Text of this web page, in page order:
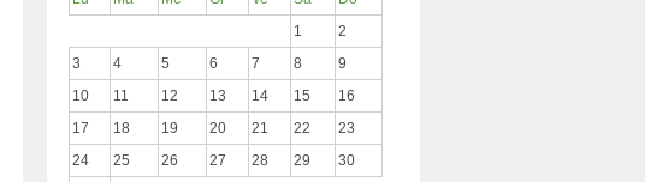
1
2
3
4 5 6 7 8
9
10
11 12 13 14 15
16
17
18 19 20 21 22
23
24
25 26 27 28 29
30